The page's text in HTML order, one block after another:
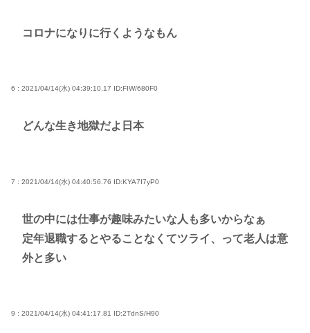
コロナになりに行くようなもん
6 : 2021/04/14(水) 04:39:10.17 ID:FIW/680F0
どんな生き地獄だよ日本
7 : 2021/04/14(水) 04:40:56.76 ID:KYA7I7yP0
世の中には仕事が趣味みたいな人も多いからなぁ
定年退職するとやることなくてツライ、って老人は意
外と多い
9 : 2021/04/14(水) 04:41:17.81 ID:2TdnS/H90